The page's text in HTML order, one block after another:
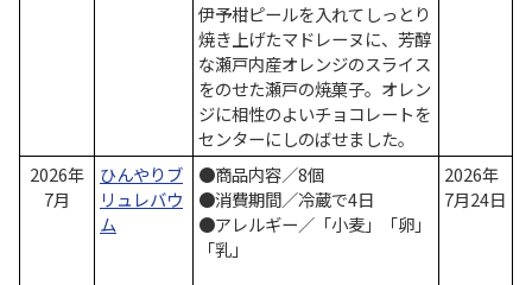
伊予柑ピールを入れてしっとり
焼き上げたマドレーヌに、芳醇
な瀬戸内産オレンジのスライス
をのせた瀬戸の焼菓子。オレン
ジに相性のよいチョコレートを
センターにしのばせました。
2026年
7月
ひんやりブ
リュレバウ
ム
●商品内容／8個
●消費期間／冷蔵で4日
●アレルギー／「小麦」「卵」
「乳」
2026年
7月24日